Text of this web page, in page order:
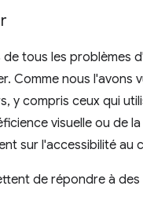
tous les problèmes
Comme nous l'avons
y compris ceux qui
visuelle ou de
sur l'accessibilité au
de répondre à